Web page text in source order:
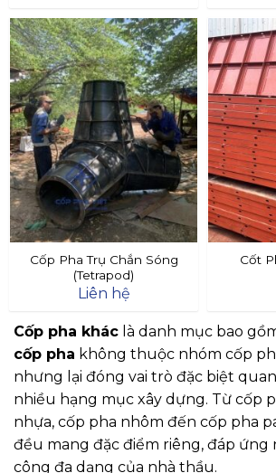
Cốp Pha Trụ Chắn Sóng
(Tetrapod)
Liên hệ
Cốt
Cốp pha khác là danh mục bao
cốp pha không thuộc nhóm cốp
nhưng lại đóng vai trò đặc biệt
nhiều hạng mục xây dựng. Từ cốp
nhựa, cốp pha nhôm đến cốp pha
đều mang đặc điểm riêng, đáp ứng
công đa dạng của nhà thầu.